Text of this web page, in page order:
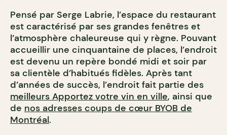
Pensé par Serge Labrie, l’espace du restaurant
est caractérisé par ses grandes fenêtres et
l’atmosphère chaleureuse qui y règne. Pouvant
accueillir une cinquantaine de places, l’endroit
est devenu un repère bondé midi et soir par
sa clientèle d’habitués fidèles. Après tant
d’années de succès, l’endroit fait partie des
meilleurs Apportez votre vin en ville, ainsi que
de nos adresses coups de cœur BYOB de
Montréal.